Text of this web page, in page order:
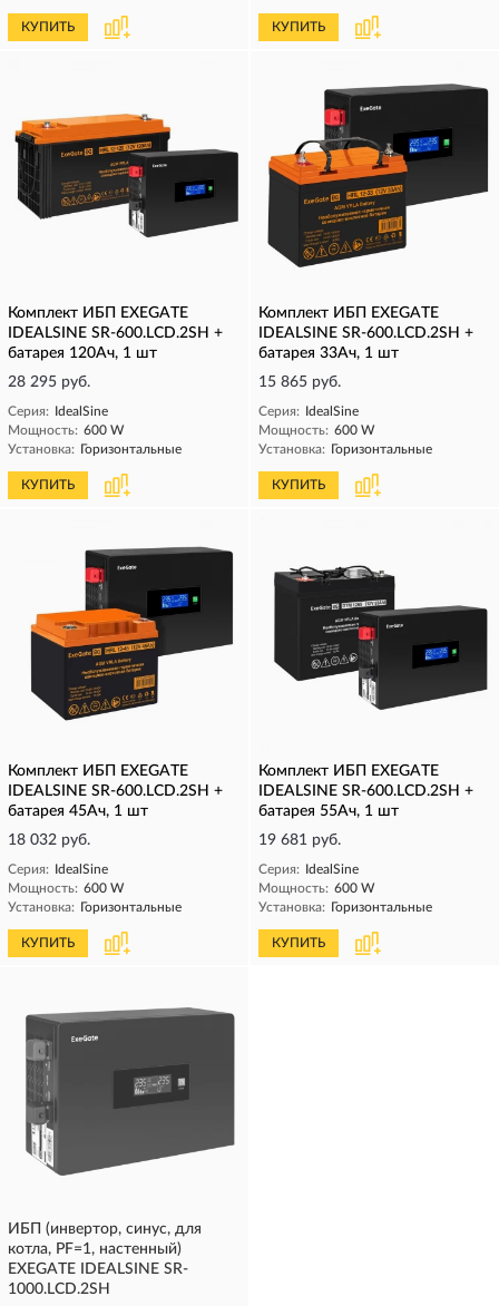
КУПИТЬ КУПИТЬ
Комплект ИБП EXEGATE
IDEALSINE SR-600.LCD.2SH +
батарея 120Aч, 1 шт
28 295 руб.
Серия: IdealSine
Мощность: 600 W
Установка: Горизонтальные
КУПИТЬ
Комплект ИБП EXEGATE
IDEALSINE SR-600.LCD.2SH +
батарея 33Aч, 1 шт
15 865 руб.
Серия: IdealSine
Мощность: 600 W
Установка: Горизонтальные
КУПИТЬ
Комплект ИБП EXEGATE
IDEALSINE SR-600.LCD.2SH +
батарея 45Aч, 1 шт
18 032 руб.
Серия: IdealSine
Мощность: 600 W
Установка: Горизонтальные
КУПИТЬ
Комплект ИБП EXEGATE
IDEALSINE SR-600.LCD.2SH +
батарея 55Aч, 1 шт
19 681 руб.
Серия: IdealSine
Мощность: 600 W
Установка: Горизонтальные
КУПИТЬ
ИБП (инвертор, синус, для
котла, PF=1, настенный)
EXEGATE IDEALSINE SR-
1000.LCD.2SH